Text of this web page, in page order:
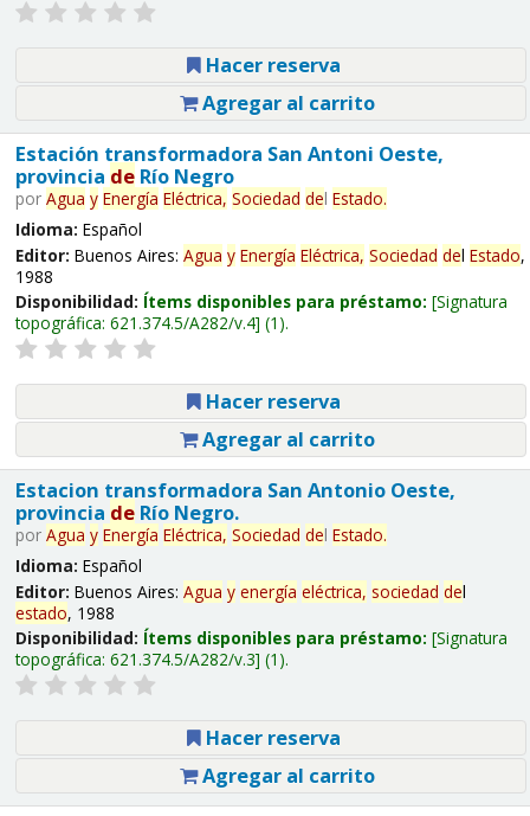
Hacer reserva
Agregar al carrito
Estación transformadora San Antoni Oeste,
provincia deRío Negro
por Agua y Energía Eléctrica, Sociedad del Estado.
Idioma: Español
Editor: Buenos Aires: Agua y Energía Eléctrica, Sociedad del Estado,
1988
Disponibilidad: Ítems disponibles para préstamo: Signatura
topográfica: 621.374.5/A282/v.4 (1).
Hacer reserva
Agregar al carrito
Estacion transformadora San Antonio Oeste,
provincia deRío Negro.
por Agua y Energía Eléctrica, Sociedad del Estado.
Idioma: Español
Editor: Buenos Aires: Agua y energía eléctrica, sociedad del
estado, 1988
Disponibilidad: Ítems disponibles para préstamo: Signatura
topográfica: 621.374.5/A282/v.3 (1).
Hacer reserva
Agregar al carrito